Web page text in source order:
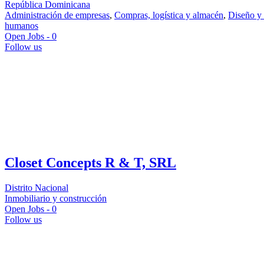
República Dominicana
Administración de empresas, Compras, logística y almacén, Diseño y
humanos
Open Jobs - 0
Follow us
Closet Concepts R & T, SRL
Distrito Nacional
Inmobiliario y construcción
Open Jobs - 0
Follow us